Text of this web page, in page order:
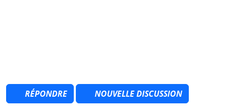
RÉPONDRE NOUVELLE DISCUSSION